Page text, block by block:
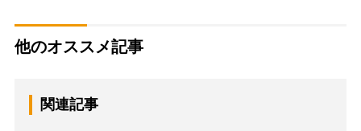
他のオススメ記事
関連記事